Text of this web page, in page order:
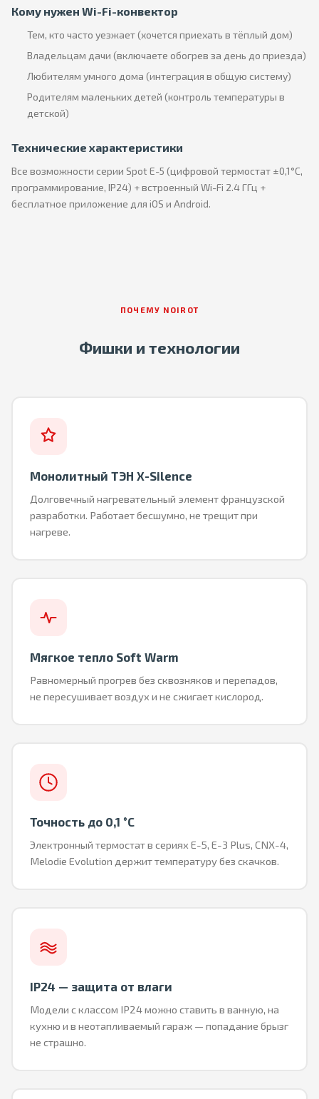
Кому нужен Wi-Fi-конвектор
Тем, кто часто уезжает (хочется приехать в тёплый дом)
Владельцам дачи (включаете обогрев за день до приезда)
Любителям умного дома (интеграция в общую систему)
Родителям маленьких детей (контроль температуры в
детской)
Технические характеристики
Все возможности серии Spot E-5 (цифровой термостат ±0,1°C,
программирование, IP24) + встроенный Wi-Fi 2.4 ГГц +
бесплатное приложение для iOS и Android.
ПОЧЕМУ NOIROT
Фишки и технологии
Монолитный ТЭН X-Silence
Долговечный нагревательный элемент французской
разработки. Работает бесшумно, не трещит при
нагреве.
Мягкое тепло Soft Warm
Равномерный прогрев без сквозняков и перепадов,
не пересушивает воздух и не сжигает кислород.
Точность до 0,1 °C
Электронный термостат в сериях E-5, E-3 Plus, CNX-4,
Melodie Evolution держит температуру без скачков.
IP24 — защита от влаги
Модели с классом IP24 можно ставить в ванную, на
кухню и в неотапливаемый гараж — попадание брызг
не страшно.